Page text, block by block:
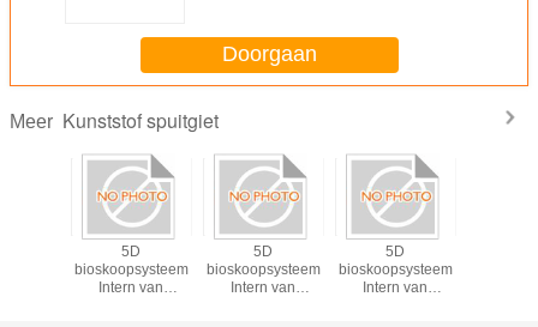
Doorgaan
Meer Kunststof spuitgiet
5D
bioskoopsysteem
Intern van
5D
bioskoopsysteem
Intern van
5D
bioskoopsysteem
Intern van